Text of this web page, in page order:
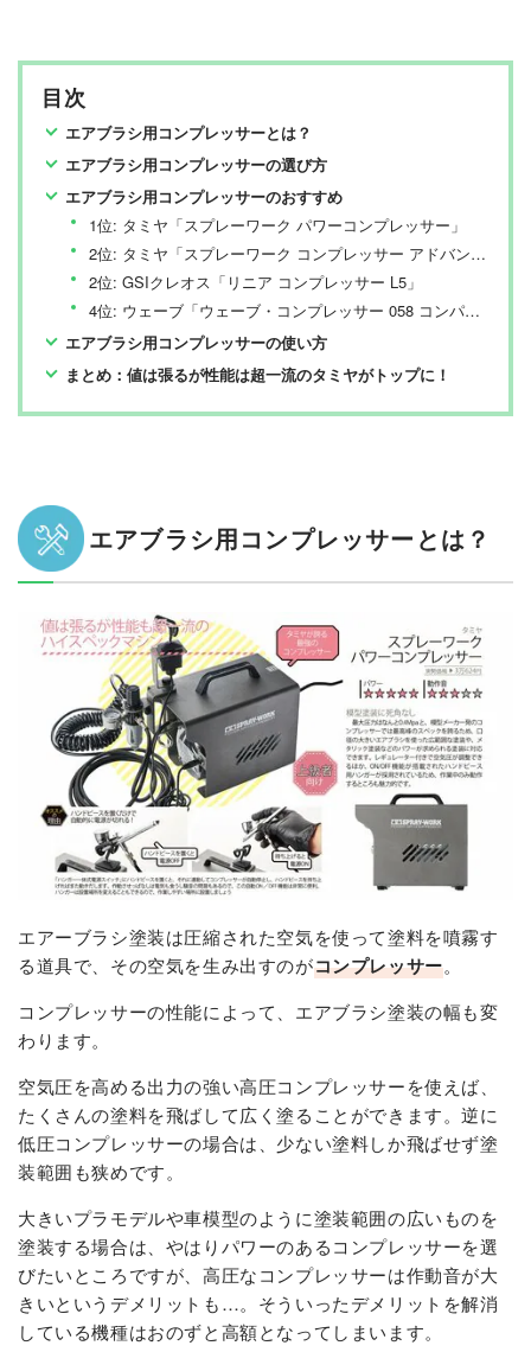
目次
エアブラシ用コンプレッサーとは？
エアブラシ用コンプレッサーの選び方
エアブラシ用コンプレッサーのおすすめ
1位: タミヤ「スプレーワーク パワーコンプレッサー」
2位: タミヤ「スプレーワーク コンプレッサー アドバンス」
2位: GSIクレオス「リニア コンプレッサー L5」
4位: ウェーブ「ウェーブ・コンプレッサー 058 コンパクト【卓上タイプ】」
エアブラシ用コンプレッサーの使い方
まとめ：値は張るが性能は超一流のタミヤがトップに！
エアブラシ用コンプレッサーとは？
エアーブラシ塗装は圧縮された空気を使って塗料を噴霧す
る道具で、その空気を生み出すのがコンプレッサー。
コンプレッサーの性能によって、エアブラシ塗装の幅も変
わります。
空気圧を高める出力の強い高圧コンプレッサーを使えば、
たくさんの塗料を飛ばして広く塗ることができます。逆に
低圧コンプレッサーの場合は、少ない塗料しか飛ばせず塗
装範囲も狭めです。
大きいプラモデルや車模型のように塗装範囲の広いものを
塗装する場合は、やはりパワーのあるコンプレッサーを選
びたいところですが、高圧なコンプレッサーは作動音が大
きいというデメリットも…。そういったデメリットを解消
している機種はおのずと高額となってしまいます。